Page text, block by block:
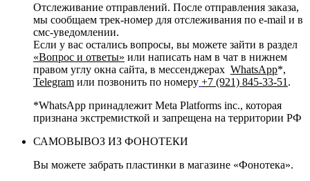
Отслеживание отправлений. После отправления заказа,
мы сообщаем трек-номер для отслеживания по e-mail и в
смс-уведомлении.
Если у вас остались вопросы, вы можете зайти в раздел
«Вопрос и ответы» или написать нам в чат в нижнем
правом углу окна сайта, в мессенджерах WhatsApp*,
Telegram или позвонить по номеру +7 (921) 845-33-51 .
*WhatsApp принадлежит Meta Platforms inc., которая
признана экстремисткой и запрещена на территории РФ
САМОВЫВОЗ ИЗ ФОНОТЕКИ
Вы можете забрать пластинки в магазине «Фонотека».